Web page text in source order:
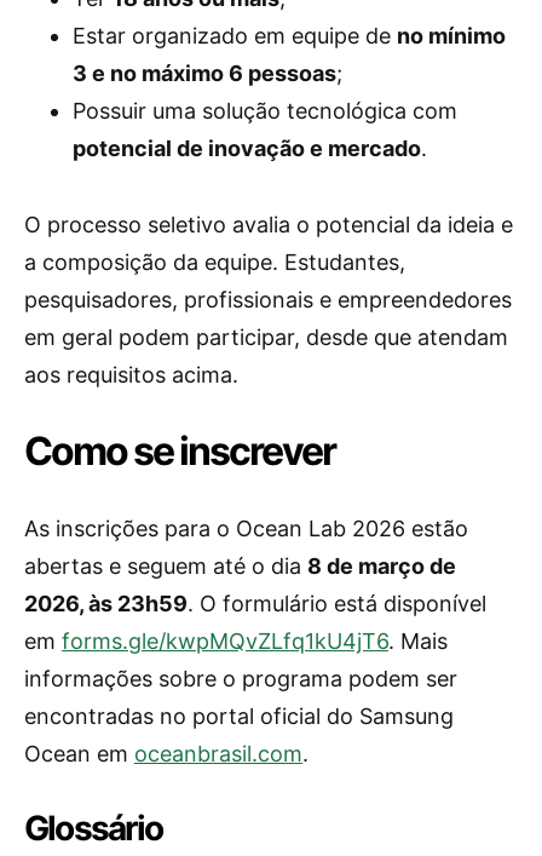
Estar organizado em equipe de no mínimo
3 e no máximo 6 pessoas;
Possuir uma solução tecnológica com
potencial de inovação e mercado.
O processo seletivo avalia o potencial da ideia e
a composição da equipe. Estudantes,
pesquisadores, profissionais e empreendedores
em geral podem participar, desde que atendam
aos requisitos acima.
Como se inscrever
As inscrições para o Ocean Lab 2026 estão
abertas e seguem até o dia 8 de março de
2026, às 23h59. O formulário está disponível
em forms.gle/kwpMQvZLfq1kU4jT6. Mais
informações sobre o programa podem ser
encontradas no portal oficial do Samsung
Ocean em oceanbrasil.com.
Glossário